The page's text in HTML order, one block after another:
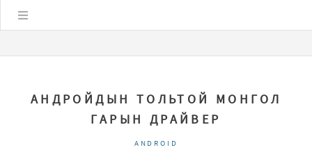
АНДРОЙДЫН ТОЛЬТОЙ МОНГОЛ
ГАРЫН ДРАЙВЕР
ANDROID